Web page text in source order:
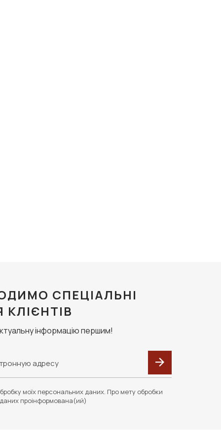
СПЕЦІАЛЬНІ
КЛІЄНТІВ
інформацію першим!
моїх персональних даних. Про мету обробки
проінформована(ий)